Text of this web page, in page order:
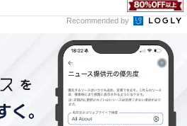
Recommended by